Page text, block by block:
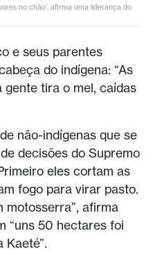
no chão’, afirma uma liderança do
e seus parentes
do indígena: “As
gente tira o mel, caídas
de não-indígenas que se
decisões do Supremo
eles cortam as
fogo para virar pasto.
motosserra”, afirma
“uns 50 hectares foi